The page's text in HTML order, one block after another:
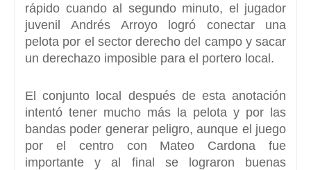
rápido cuando al segundo minuto, el jugador
juvenil Andrés Arroyo logró conectar una
pelota por el sector derecho del campo y sacar
un derechazo imposible para el portero local.
El conjunto local después de esta anotación
intentó tener mucho más la pelota y por las
bandas poder generar peligro, aunque el juego
por el centro con Mateo Cardona fue
importante y al final se lograron buenas